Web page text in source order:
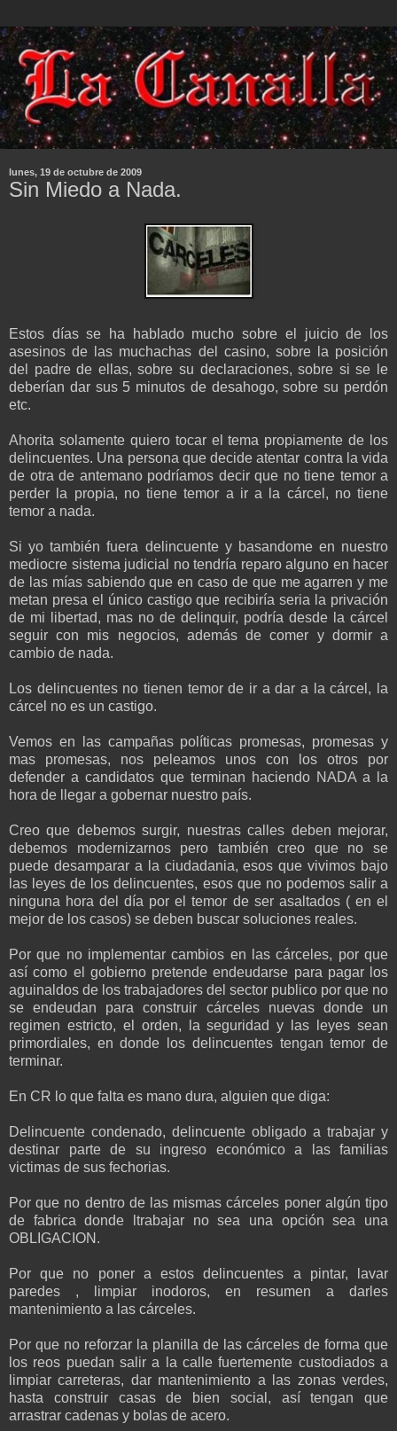
lunes, 19 de octubre de 2009
Sin Miedo a Nada.
Estos días se ha hablado mucho sobre el juicio de los
asesinos de las muchachas del casino, sobre la posición
del padre de ellas, sobre su declaraciones, sobre si se le
deberían dar sus 5 minutos de desahogo, sobre su perdón
etc.
Ahorita solamente quiero tocar el tema propiamente de los
delincuentes. Una persona que decide atentar contra la vida
de otra de antemano podríamos decir que no tiene temor a
perder la propia, no tiene temor a ir a la cárcel, no tiene
temor a nada.
Si yo también fuera delincuente y basandome en nuestro
mediocre sistema judicial no tendría reparo alguno en hacer
de las mías sabiendo que en caso de que me agarren y me
metan presa el único castigo que recibiría seria la privación
de mi libertad, mas no de delinquir, podría desde la cárcel
seguir con mis negocios, además de comer y dormir a
cambio de nada.
Los delincuentes no tienen temor de ir a dar a la cárcel, la
cárcel no es un castigo.
Vemos en las campañas políticas promesas, promesas y
mas promesas, nos peleamos unos con los otros por
defender a candidatos que terminan haciendo NADA a la
hora de llegar a gobernar nuestro país.
Creo que debemos surgir, nuestras calles deben mejorar,
debemos modernizarnos pero también creo que no se
puede desamparar a la ciudadania, esos que vivimos bajo
las leyes de los delincuentes, esos que no podemos salir a
ninguna hora del día por el temor de ser asaltados ( en el
mejor de los casos) se deben buscar soluciones reales.
Por que no implementar cambios en las cárceles, por que
así como el gobierno pretende endeudarse para pagar los
aguinaldos de los trabajadores del sector publico por que no
se endeudan para construir cárceles nuevas donde un
regimen estricto, el orden, la seguridad y las leyes sean
primordiales, en donde los delincuentes tengan temor de
terminar.
En CR lo que falta es mano dura, alguien que diga:
Delincuente condenado, delincuente obligado a trabajar y
destinar parte de su ingreso económico a las familias
victimas de sus fechorias.
Por que no dentro de las mismas cárceles poner algún tipo
de fabrica donde ltrabajar no sea una opción sea una
OBLIGACION.
Por que no poner a estos delincuentes a pintar, lavar
paredes , limpiar inodoros, en resumen a darles
mantenimiento a las cárceles.
Por que no reforzar la planilla de las cárceles de forma que
los reos puedan salir a la calle fuertemente custodiados a
limpiar carreteras, dar mantenimiento a las zonas verdes,
hasta construir casas de bien social, así tengan que
arrastrar cadenas y bolas de acero.